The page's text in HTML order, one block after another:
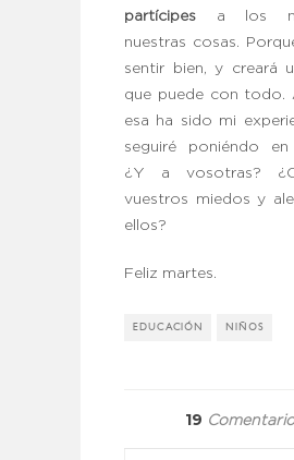
partícipes a los
nuestras cosas.
sentir bien, y creará
que puede con todo.
esa ha sido mi
seguiré poniéndo en
¿Y a vosotras?
vuestros miedos y
ellos?
Feliz martes.
EDUCACIÓN NIÑOS
19